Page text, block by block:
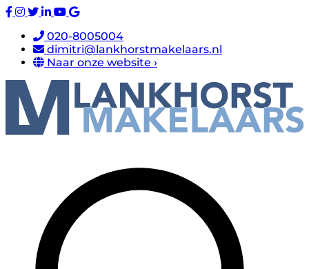
020-8005004
dimitri@lankhorstmakelaars.nl
Naar onze website ›